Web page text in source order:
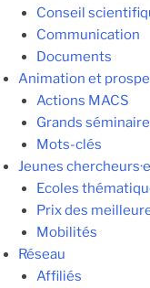
Conseil
Communication
Documents
Animation et
Actions MACS
Grands
Mots-clés
Jeunes
Ecoles
Prix des
Mobilités
Réseau
Affiliés